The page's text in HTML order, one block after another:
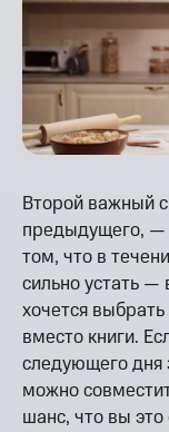
Второй важный
предыдущего, —
том, что в
сильно устать —
хочется
вместо книги.
следующего дня
можно
шанс, что вы это